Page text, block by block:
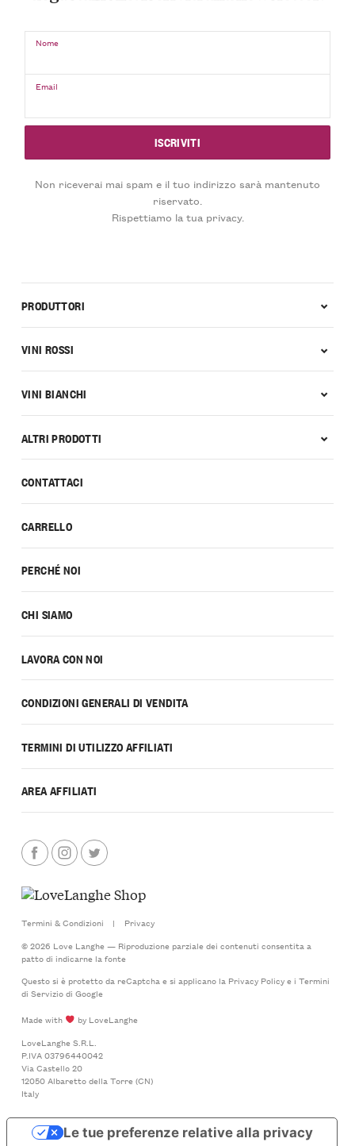
Nome
Email
Non riceverai mai spam e il tuo indirizzo sarà mantenuto
riservato.
Rispettiamo la tua privacy.
CONTATTACI
CARRELLO
PERCHÉ NOI
CHI SIAMO
LAVORA CON NOI
CONDIZIONI GENERALI DI VENDITA
TERMINI DI UTILIZZO AFFILIATI
AREA AFFILIATI
PRODUTTORI
VINI ROSSI
VINI BIANCHI
ALTRI PRODOTTI
Termini & Condizioni |
Privacy
© 2026 Love Langhe — Riproduzione parziale dei contenuti consentita a
patto di indicarne la fonte
Questo si è protetto da reCaptcha e si applicano la Privacy Policye i Termini
di Serviziodi Google
Made with
by LoveLanghe
LoveLanghe S.R.L.
P.IVA 03796440042
Via Castello 20
12050 Albaretto della Torre (CN)
Italy
Le tue preferenze relative alla privacy